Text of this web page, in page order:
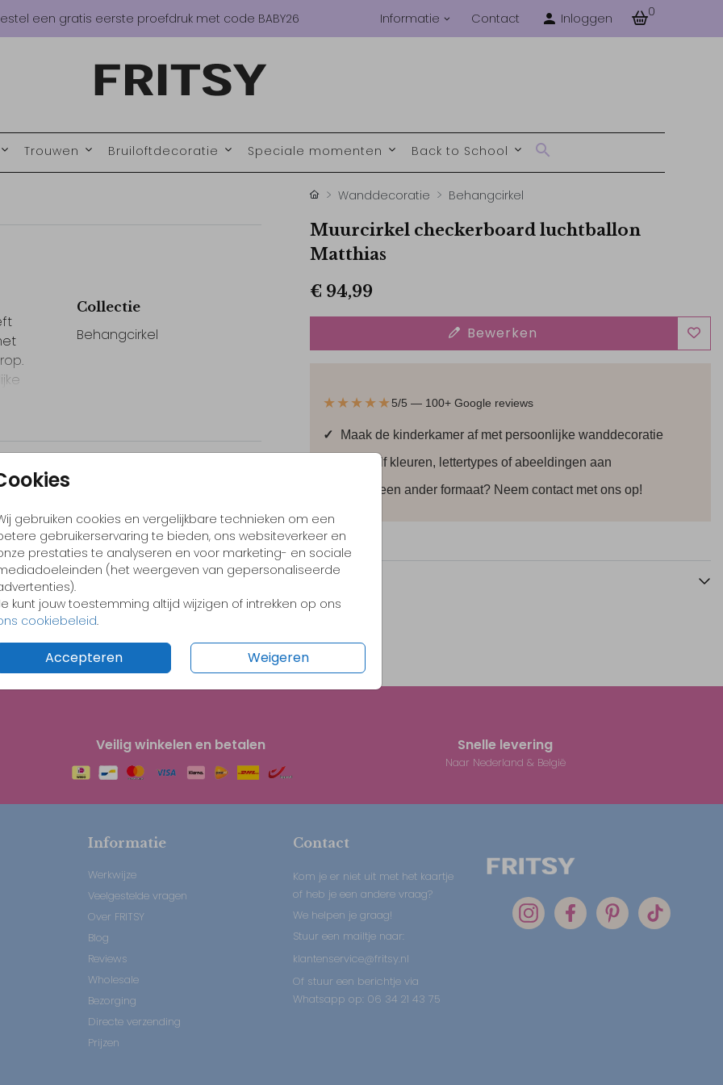
een gratis eerste proefdruk met code BABY26 Informatie Contact Inloggen 0
Trouwen Bruiloftdecoratie Speciale momenten Back to School
gebruiken cookies en vergelijkbare technieken om een
gebruikerservaring te bieden, ons websiteverkeer en
prestaties te analyseren en voor marketing- en sociale
(het weergeven van gepersonaliseerde
kunt jouw toestemming altijd wijzigen of intrekken op ons
cookiebeleid.
Accepteren Weigeren
af
Collectie
Behangcirkel
Wanddecoratie Behangcirkel
Muurcirkel checkerboard luchtballon
Matthias
€ 94,99
Bewerken
★★★★★5/5 — 100+ Google reviews
✓
Maak de kinderkamer af met persoonlijke wanddecoratie
Pas zelf kleuren, lettertypes of abeeldingen aan
Liever een ander formaat? Neem contact met ons op!
Veilig winkelen en betalen Snelle levering
Naar Nederland & België
Informatie
Werkwijze
Veelgestelde vragen
Over FRITSY
Blog
Reviews
Wholesale
Bezorging
Directe verzending
Prijzen
Contact
Kom je er niet uit met het kaartje
of heb je een andere vraag?
We helpen je graag!
Stuur een mailtje naar:
klantenservice@fritsy.nl
Of stuur een berichtje via
Whatsapp op: 06 34 21 43 75